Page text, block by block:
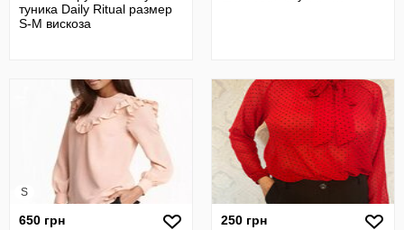
туника Daily Ritual размер
S-M вискоза
S
650 грн
250 грн